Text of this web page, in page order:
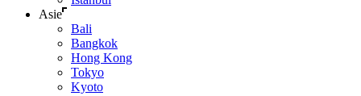
Asie
Bali
Bangkok
Hong Kong
Tokyo
Kyoto